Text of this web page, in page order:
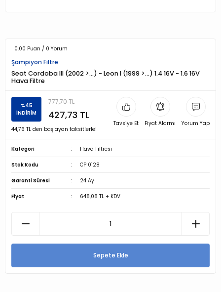
0.00 Puan / 0 Yorum
Şampiyon Filtre
Seat Cordoba III (2002 >…) - Leon I (1999 >…) 1.4 16V - 1.6 16V
Hava Filtre
%45
İNDİRİM
777,70 TL
427,73 TL
44,76 TL den başlayan taksitlerle!
Tavsiye Et Fiyat Alarmı Yorum Yap
Kategori Hava Filtresi
Stok Kodu CP 0128
Garanti Süresi 24 Ay
Fiyat 648,08 TL + KDV
Sepete Ekle